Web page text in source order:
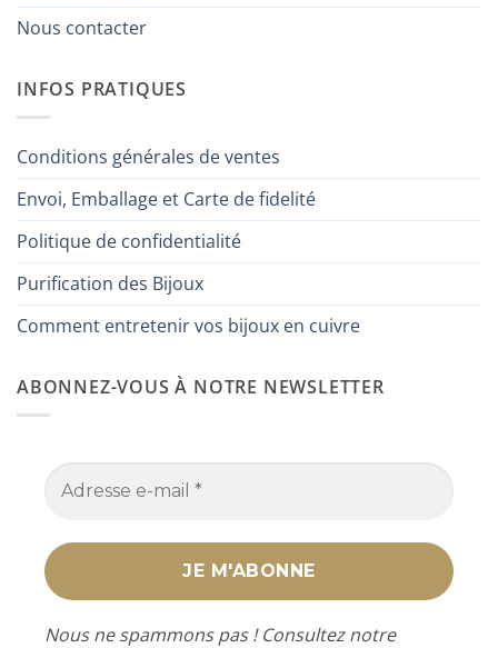
Nous contacter
INFOS PRATIQUES
Conditions générales de ventes
Envoi, Emballage et Carte de fidelité
Politique de confidentialité
Purification des Bijoux
Comment entretenir vos bijoux en cuivre
ABONNEZ-VOUS À NOTRE NEWSLETTER
Nous ne spammons pas ! Consultez notre